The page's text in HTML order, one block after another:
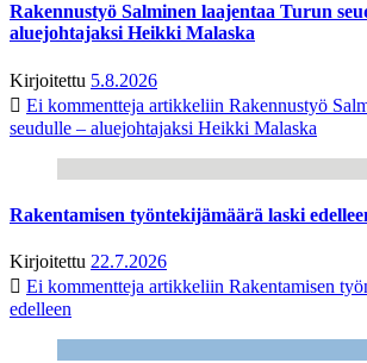
Rakennustyö Salminen laajentaa Turun
aluejohtajaksi Heikki Malaska
Kirjoitettu 5.8.2026
Ei kommentteja artikkeliin Rakennustyö
seudulle – aluejohtajaksi Heikki Malaska
Rakentamisen työntekijämäärä laski
Kirjoitettu 22.7.2026
Ei kommentteja artikkeliin Rakentamisen
edelleen